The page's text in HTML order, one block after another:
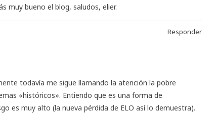
muy bueno el blog, saludos, elier.
Responder
todavía me sigue llamando la atención la pobre
«históricos». Entiendo que es una forma de
es muy alto (la nueva pérdida de ELO así lo demuestra).